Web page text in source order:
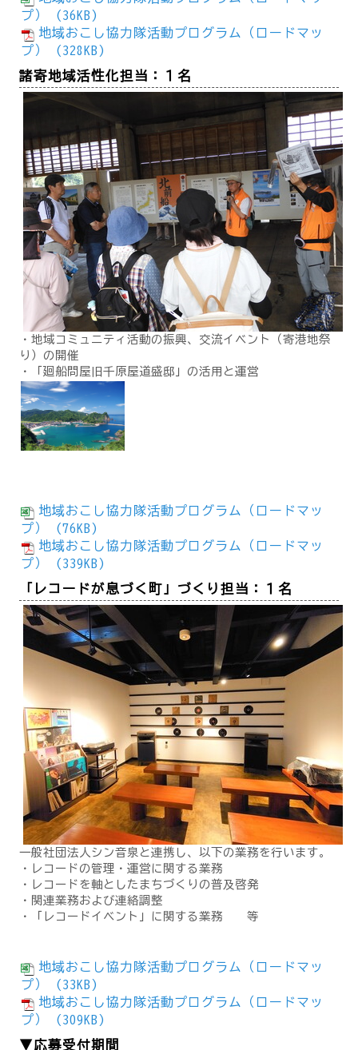
プ） (36KB)
地域おこし協力隊活動プログラム（ロードマッ
プ） (328KB)
諸寄地域活性化担当：１名
・地域コミュニティ活動の振興、交流イベント（寄港地祭
り）の開催
・「廻船問屋旧千原屋道盛邸」の活用と運営
地域おこし協力隊活動プログラム（ロードマッ
プ） (76KB)
地域おこし協力隊活動プログラム（ロードマッ
プ） (339KB)
「レコードが息づく町」づくり担当：１名
一般社団法人シン音泉と連携し、以下の業務を行います。
・レコードの管理・運営に関する業務
・レコードを軸としたまちづくりの普及啓発
・関連業務および連絡調整
・「レコードイベント」に関する業務 等
地域おこし協力隊活動プログラム（ロードマッ
プ） (33KB)
地域おこし協力隊活動プログラム（ロードマッ
プ） (309KB)
▼応募受付期間